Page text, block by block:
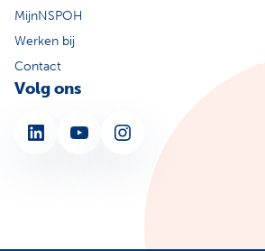
MijnNSPOH
Werken bij
Contact
Volg ons
LinkedIn YouTube Instagram